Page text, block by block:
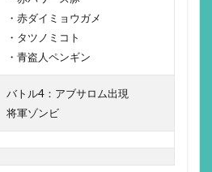
・赤ダイミョウガメ
・タツノミコト
・青盗人ペンギン
バトル4：アブサロム出現
将軍ゾンビ